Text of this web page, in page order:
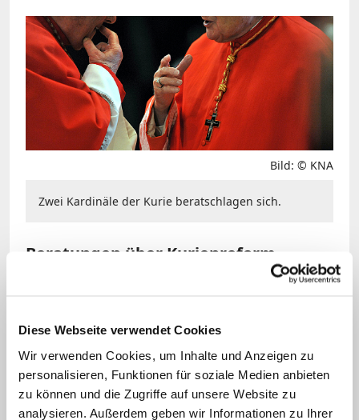
Diese Webseite verwendet Cookies
Wir verwenden Cookies, um Inhalte und Anzeigen zu
personalisieren, Funktionen für soziale Medien anbieten
zu können und die Zugriffe auf unsere Website zu
analysieren. Außerdem geben wir Informationen zu Ihrer
Bild: © KNA
Zwei Kardinäle der Kurie beratschlagen sich.
Beratungen über Kurienreform
Kardinalskollegium zu einer
dürfte der Papst über die bisherigen
Vorschläge des K8-Rates informieren und